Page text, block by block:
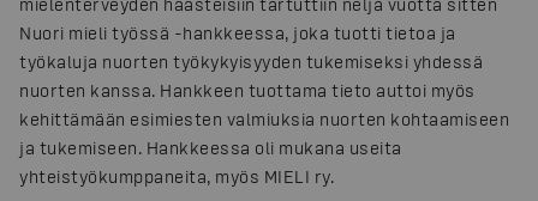
Nuori mieli työssä -hankkeessa, joka tuotti tietoa ja
työkaluja nuorten työkykyisyyden tukemiseksi yhdessä
nuorten kanssa. Hankkeen tuottama tieto auttoi myös
kehittämään esimiesten valmiuksia nuorten kohtaamiseen
ja tukemiseen. Hankkeessa oli mukana useita
yhteistyökumppaneita, myös MIELI ry.